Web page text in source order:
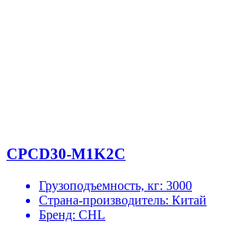
CPCD30-M1K2C
Грузоподъемность, кг: 3000
Страна-производитель: Китай
Бренд: CHL